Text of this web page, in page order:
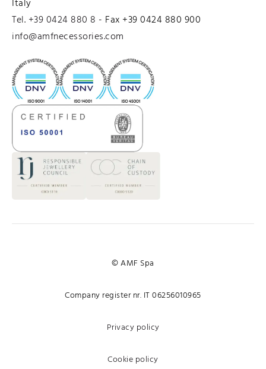
dalla Dichiarazione sui cookie.
Utilizziamo i cookie per personalizzare contenuti ed
analizzare il nostro traffico. Condividiamo inoltre
informazioni sul modo in cui utilizza il nostro sito con i
nostri partner che si occupano di analisi dei dati web,
pubblicità e social media, i quali potrebbero combinarle
con altre informazioni che ha fornito loro o che hanno
raccolto dal suo utilizzo dei loro servizi.
Italy
Tel. +39 0424 880 8 - Fax +39 0424 880 900
info@amfnecessories.com
© AMF Spa
Company register nr. IT 06256010965
Privacy policy
Cookie policy